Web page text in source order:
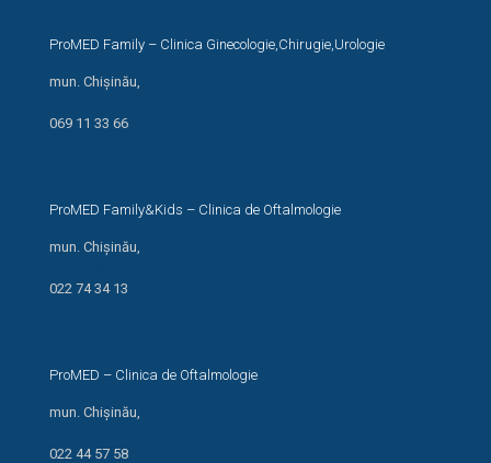
ProMED Family – Clinica Ginecologie,Chirugie,Urologie
mun. Chișinău,
069 11 33 66
ProMED Family&Kids – Clinica de Oftalmologie
mun. Chișinău,
022 74 34 13
ProMED – Clinica de Oftalmologie
mun. Chișinău,
022 44 57 58